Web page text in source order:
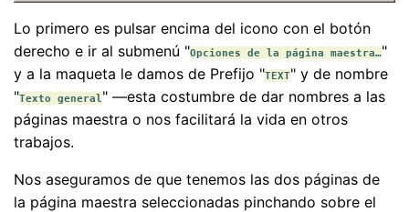
Lo primero es pulsar encima del icono con el botón
derecho e ir al submenú "Opciones de la página maestra…"
y a la maqueta le damos de Prefijo "TEXT" y de nombre
"Texto general" —esta costumbre de dar nombres a las
páginas maestra o nos facilitará la vida en otros
trabajos.
Nos aseguramos de que tenemos las dos páginas de
la página maestra seleccionadas pinchando sobre el